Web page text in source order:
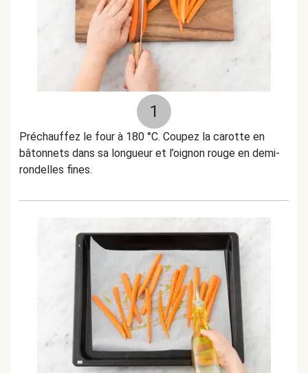
1
Préchauffez le four à 180 °C. Coupez la carotte en
bâtonnets dans sa longueur et l’oignon rouge en demi-
rondelles fines.